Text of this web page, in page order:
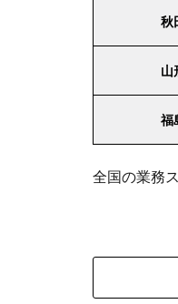
秋
山
福
全国の業務